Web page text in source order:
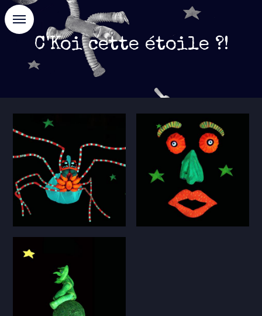
Jump
to
navigation
C'Koi cette étoile ?!
to